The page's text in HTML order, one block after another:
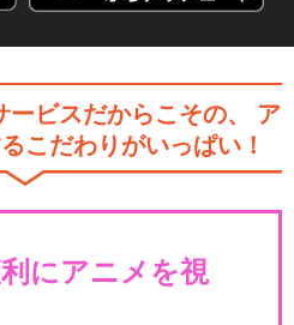
ビスだからこその、
ア
こだわりがいっぱい！
にアニメを視